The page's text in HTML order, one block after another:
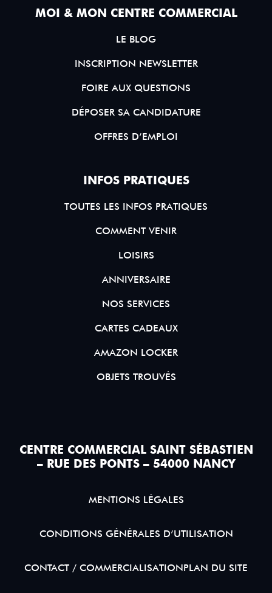
MOI & MON CENTRE COMMERCIAL
LE BLOG
INSCRIPTION NEWSLETTER
FOIRE AUX QUESTIONS
DÉPOSER SA CANDIDATURE
OFFRES D’EMPLOI
INFOS PRATIQUES
TOUTES LES INFOS PRATIQUES
COMMENT VENIR
LOISIRS
ANNIVERSAIRE
NOS SERVICES
CARTES CADEAUX
AMAZON LOCKER
OBJETS TROUVÉS
CENTRE COMMERCIAL SAINT SÉBASTIEN
– RUE DES PONTS – 54000 NANCY
MENTIONS LÉGALES
CONDITIONS GÉNÉRALES D’UTILISATION
CONTACT / COMMERCIALISATIONPLAN DU SITE